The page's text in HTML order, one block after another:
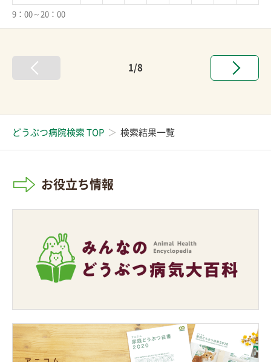
9：00～20：00
1/8
どうぶつ病院検索 TOP 検索結果一覧
お役立ち情報